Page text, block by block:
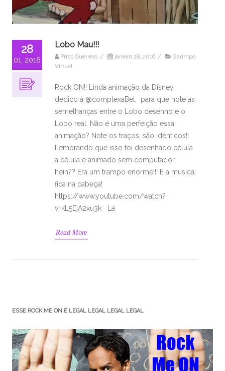
28
01, 2016
Lobo Mau!!!
Priss Guerrero / janeiro 28, 2016 /
Garimpo
Virtual
Rock ON!! Linda animação da Disney,
dedico à @complexaBel, para que note as
semelhanças entre o Lobo desenho e o
Lobo real. Não é uma perfeição essa
animação? Note os traços, são idênticos!!
Lembrando que isso foi desenhado célula
a célula e animado sem computador,
hein?? Era um trampo enorme!!! E a música,
fica na cabeça!
https://www.youtube.com/watch?
v=kL5EjA2xu3k Lá
Read More
ESSE ROCK ME ON É LEGAL LEGAL LEGAL LEGAL